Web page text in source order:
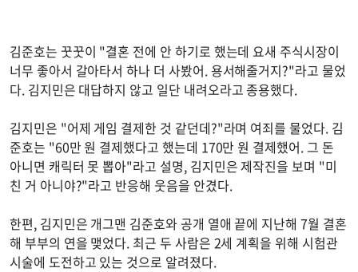
김준호는 꿋꿋이 "결혼 전에 안 하기로 했는데 요새 주식시장이
너무 좋아서 갈아타서 하나 더 사봤어. 용서해줄거지?"라고 물었
다. 김지민은 대답하지 않고 일단 내려오라고 종용했다.
김지민은 "어제 게임 결제한 것 같던데?"라며 여죄를 물었다. 김
준호는 "60만 원 결제했다고 했는데 170만 원 결제했어. 그 돈
아니면 캐릭터 못 뽑아"라고 설명, 김지민은 제작진을 보며 "미
친 거 아니야?"라고 반응해 웃음을 안겼다.
한편, 김지민은 개그맨 김준호와 공개 열애 끝에 지난해 7월 결혼
해 부부의 연을 맺었다. 최근 두 사람은 2세 계획을 위해 시험관
시술에 도전하고 있는 것으로 알려졌다.